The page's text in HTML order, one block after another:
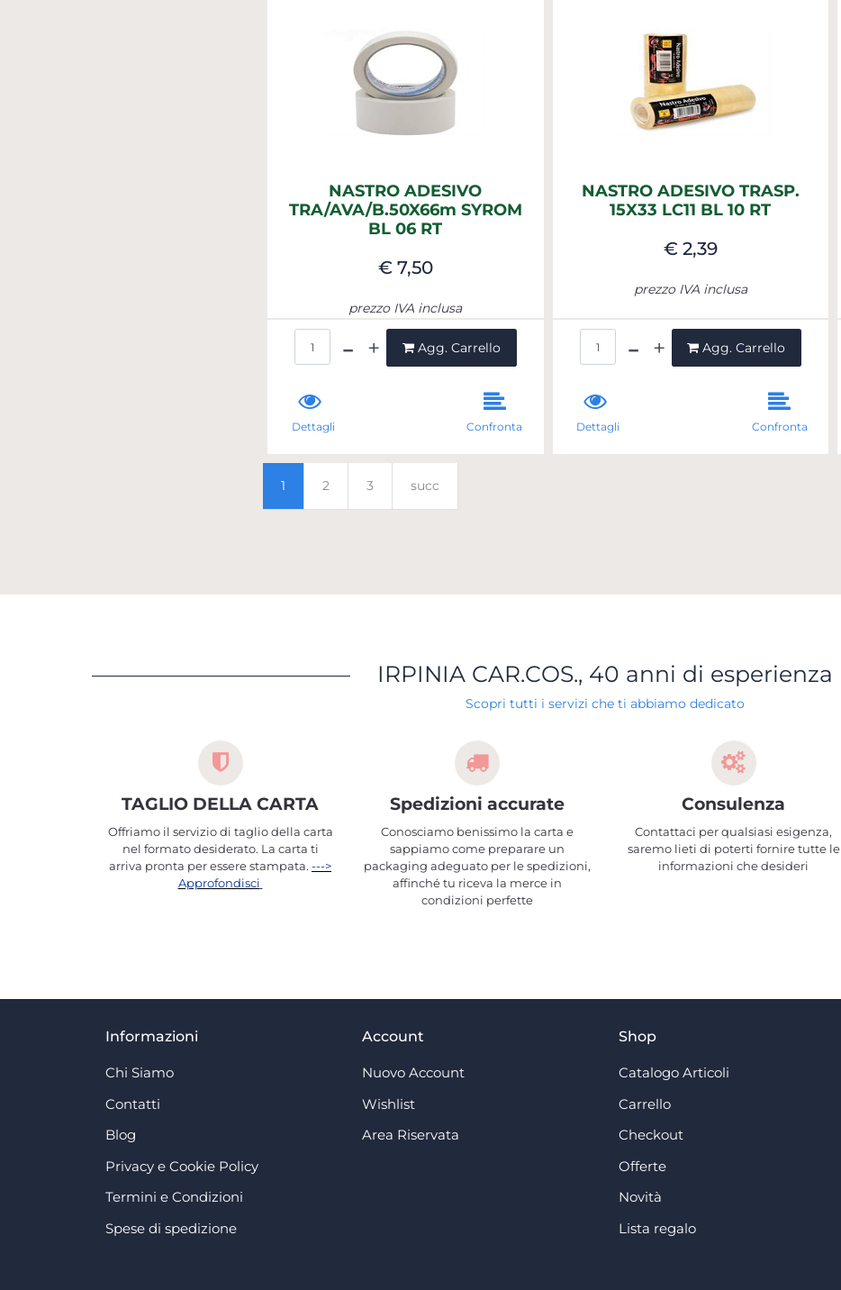
NASTRO ADESIVO
TRA/AVA/B.50X66m SYROM
BL 06 RT
€ 7,50
prezzo IVA inclusa
Agg. Carrello
Dettagli Confronta
NASTRO ADESIVO TRASP.
15X33 LC11 BL 10 RT
€ 2,39
prezzo IVA inclusa
Agg. Carrello
Dettagli Confronta
1 2 3 succ
IRPINIA CAR.COS., 40 anni di esperienza
Scopri tutti i servizi che ti abbiamo dedicato
TAGLIO DELLA CARTA
Offriamo il servizio di taglio della carta
nel formato desiderato. La carta ti
arriva pronta per essere stampata. --->
Approfondisci
Spedizioni accurate
Conosciamo benissimo la carta e
sappiamo come preparare un
packaging adeguato per le spedizioni,
affinché tu riceva la merce in
condizioni perfette
Consulenza
Contattaci per qualsiasi esigenza,
saremo lieti di poterti fornire tutte le
informazioni che desideri
Informazioni
Chi Siamo
Contatti
Blog
Privacy e Cookie Policy
Termini e Condizioni
Spese di spedizione
Account
Nuovo Account
Wishlist
Area Riservata
Shop
Catalogo Articoli
Carrello
Checkout
Offerte
Novità
Lista regalo